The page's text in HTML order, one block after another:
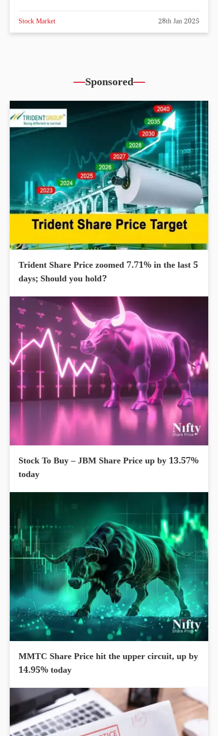
Stock Market 28th Jan 2025
Sponsored
Trident Share Price zoomed 7.71% in the last 5
days; Should you hold?
Stock To Buy – JBM Share Price up by 13.57%
today
MMTC Share Price hit the upper circuit, up by
14.95% today